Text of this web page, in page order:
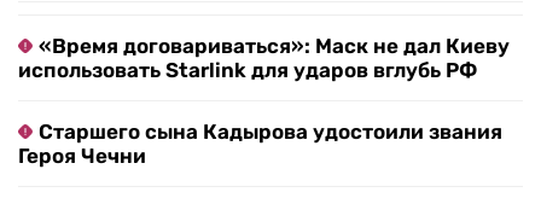
«Время договариваться»: Маск не дал Киеву
использовать Starlink для ударов вглубь РФ
Старшего сына Кадырова удостоили звания
Героя Чечни